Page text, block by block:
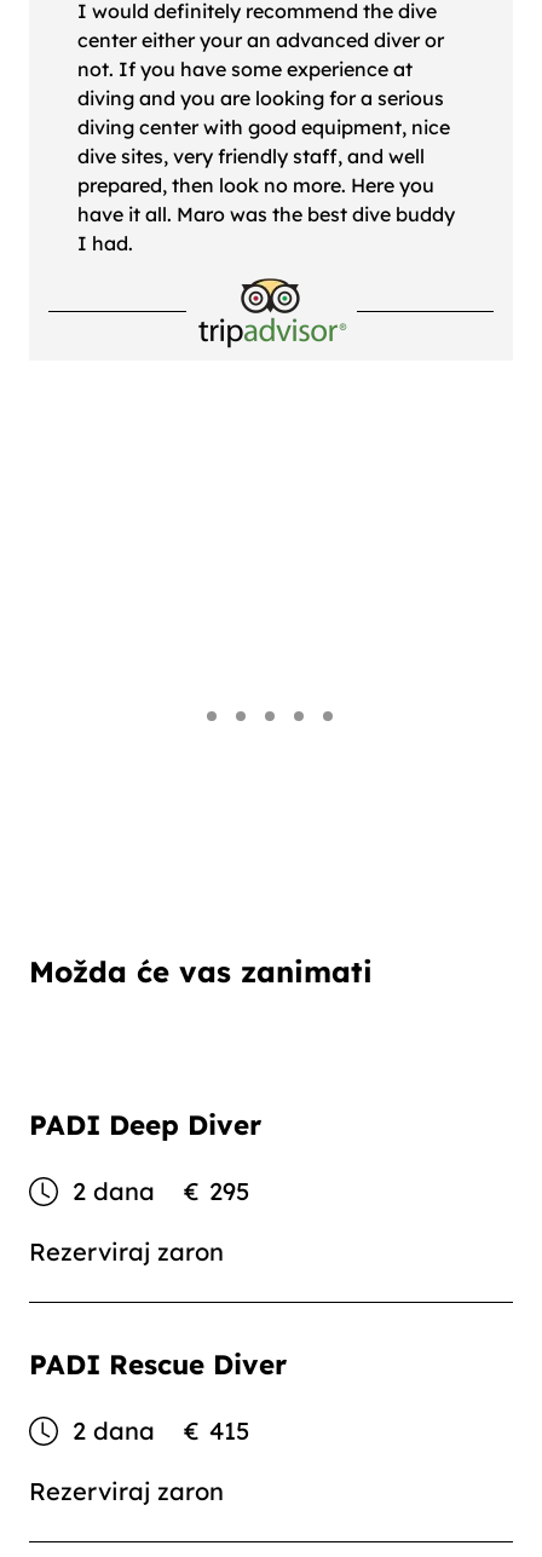
I would definitely recommend the dive
center either your an advanced diver or
not. If you have some experience at
diving and you are looking for a serious
diving center with good equipment, nice
dive sites, very friendly staff, and well
prepared, then look no more. Here you
have it all. Maro was the best dive buddy
I had.
Možda će vas zanimati
PADI Deep Diver
2 dana € 295
Rezerviraj zaron
PADI Rescue Diver
2 dana € 415
Rezerviraj zaron